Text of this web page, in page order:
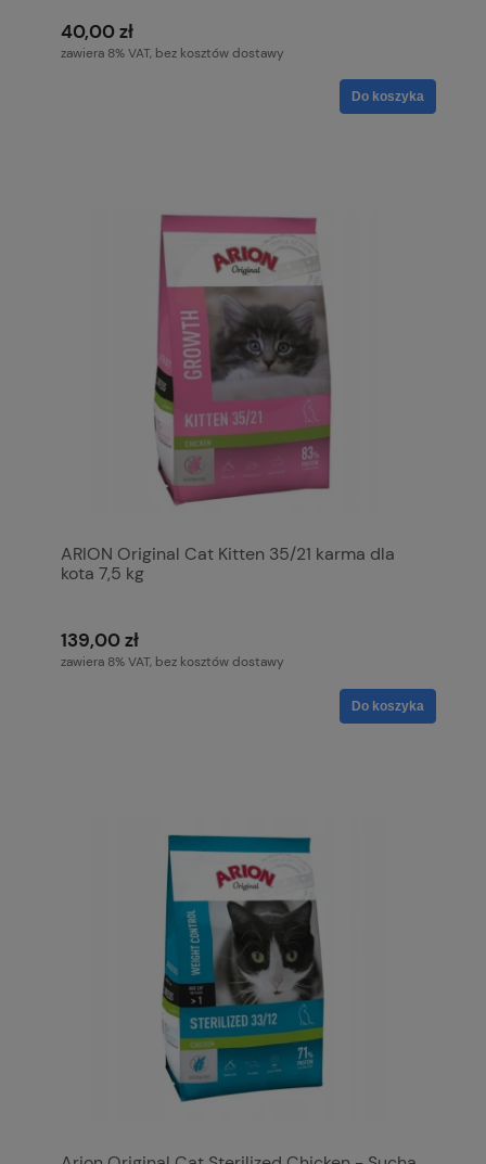
40,00 zł
zawiera 8% VAT, bez kosztów dostawy
Do koszyka
ARION Original Cat Kitten 35/21 karma dla
kota 7,5 kg
139,00 zł
zawiera 8% VAT, bez kosztów dostawy
Do koszyka